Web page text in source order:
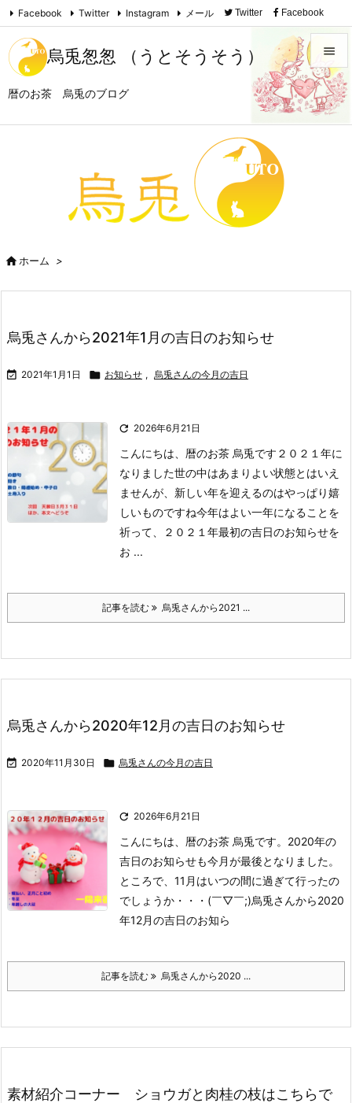
烏兎怱怱 （うとそうそう）
暦のお茶 烏兎のブログ


メニュ

Facebook Twitter Instagram メール Twitter Facebook
Instagram
ホーム >
烏兎さんから2021年1月の吉日のお知らせ
 2021年1月1日  お知らせ , 烏兎さんの今月の吉日
 2026年6月21日
こんにちは、暦のお茶 烏兎です ２０２１年に
なりました世の中はあまりよい状態とはいえ
ませんが、新しい年を迎えるのはやっぱり嬉
しいものですね今年はよい一年になることを
祈って、２０２１年最初の吉日のお知らせを
お ...
記事を読む 烏兎さんから2021 ...
烏兎さんから2020年12月の吉日のお知らせ
 2020年11月30日  烏兎さんの今月の吉日
 2026年6月21日
こんにちは、暦のお茶 烏兎です。 2020年の
吉日のお知らせも今月が最後となりました。
ところで、11月はいつの間に過ぎて行ったの
でしょうか・・・(￣▽￣;)烏兎さんから2020
年12月の吉日のお知ら
記事を読む 烏兎さんから2020 ...
素材紹介コーナー ショウガと肉桂の枝はこちらで